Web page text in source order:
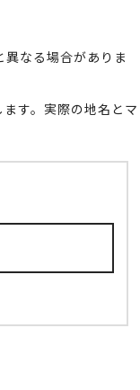
なる場合がありま
す。実際の地名とマ